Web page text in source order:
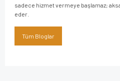
sadece hizmet vermeye başlamaz;
eder.
Tüm Bloglar